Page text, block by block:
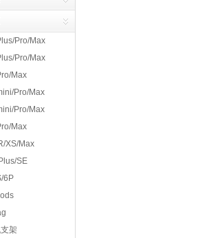
Pro/Max
Pro/Max
Max
Pro/Max
Pro/Max
Max
XS/Max
SE
6P
架